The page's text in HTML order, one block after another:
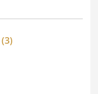
(3)